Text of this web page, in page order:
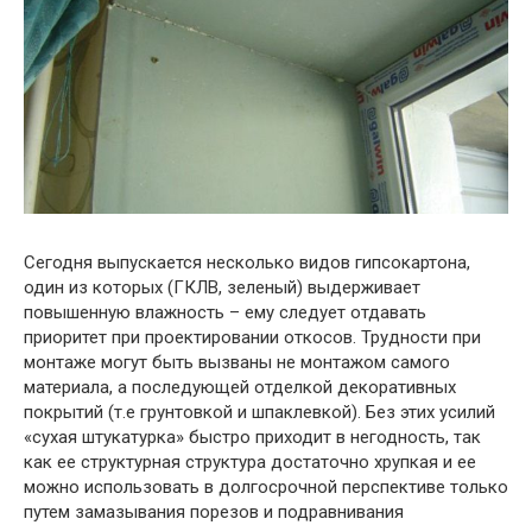
Сегодня выпускается несколько видов гипсокартона,
один из которых (ГКЛВ, зеленый) выдерживает
повышенную влажность – ему следует отдавать
приоритет при проектировании откосов. Трудности при
монтаже могут быть вызваны не монтажом самого
материала, а последующей отделкой декоративных
покрытий (т.е грунтовкой и шпаклевкой). Без этих усилий
«сухая штукатурка» быстро приходит в негодность, так
как ее структурная структура достаточно хрупкая и ее
можно использовать в долгосрочной перспективе только
путем замазывания порезов и подравнивания